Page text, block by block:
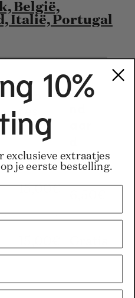
België,
Italië, Portugal
Exp
s
Sta
15,00€
10%
exclusieve extraatjes
je eerste bestelling.